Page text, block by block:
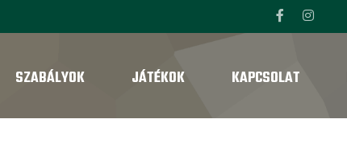
SZABÁLYOK JÁTÉKOK KAPCSOLAT